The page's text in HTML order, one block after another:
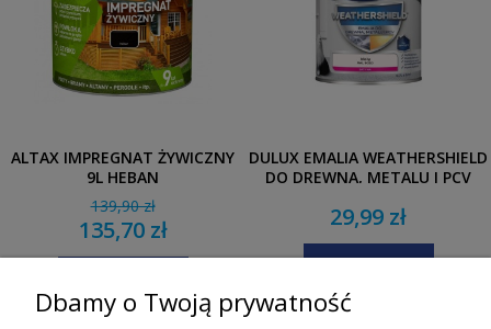
ALTAX IMPREGNAT ŻYWICZNY
9L HEBAN
139,90 zł
135,70 zł
DULUX EMALIA WEATHERSHIELD
DO DREWNA, METALU I PCV
29,99 zł
DO KOSZYKA
Dbamy o Twoją prywatność